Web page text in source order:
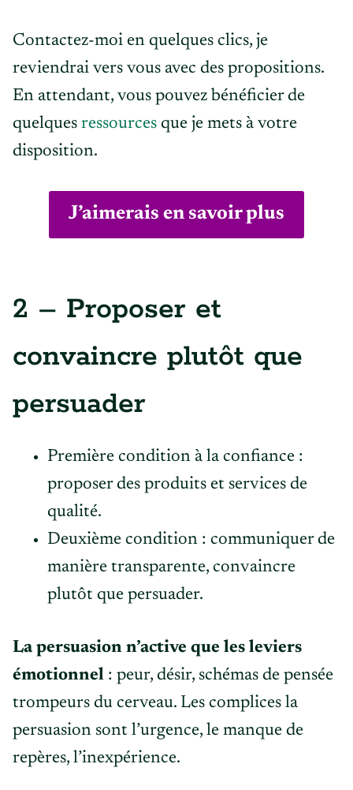
Contactez-moi en quelques clics, je
reviendrai vers vous avec des propositions.
En attendant, vous pouvez bénéficier de
quelques ressources que je mets à votre
disposition.
J’aimerais en savoir plus
2 – Proposer et
convaincre plutôt que
persuader
Première condition à la confiance :
proposer des produits et services de
qualité.
Deuxième condition : communiquer de
manière transparente, convaincre
plutôt que persuader.
La persuasion n’active que les leviers
émotionnel : peur, désir, schémas de pensée
trompeurs du cerveau. Les complices la
persuasion sont l’urgence, le manque de
repères, l’inexpérience.